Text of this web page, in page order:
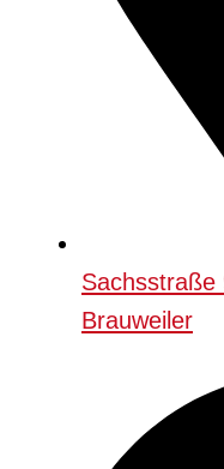
Sachsstraße
Brauweiler